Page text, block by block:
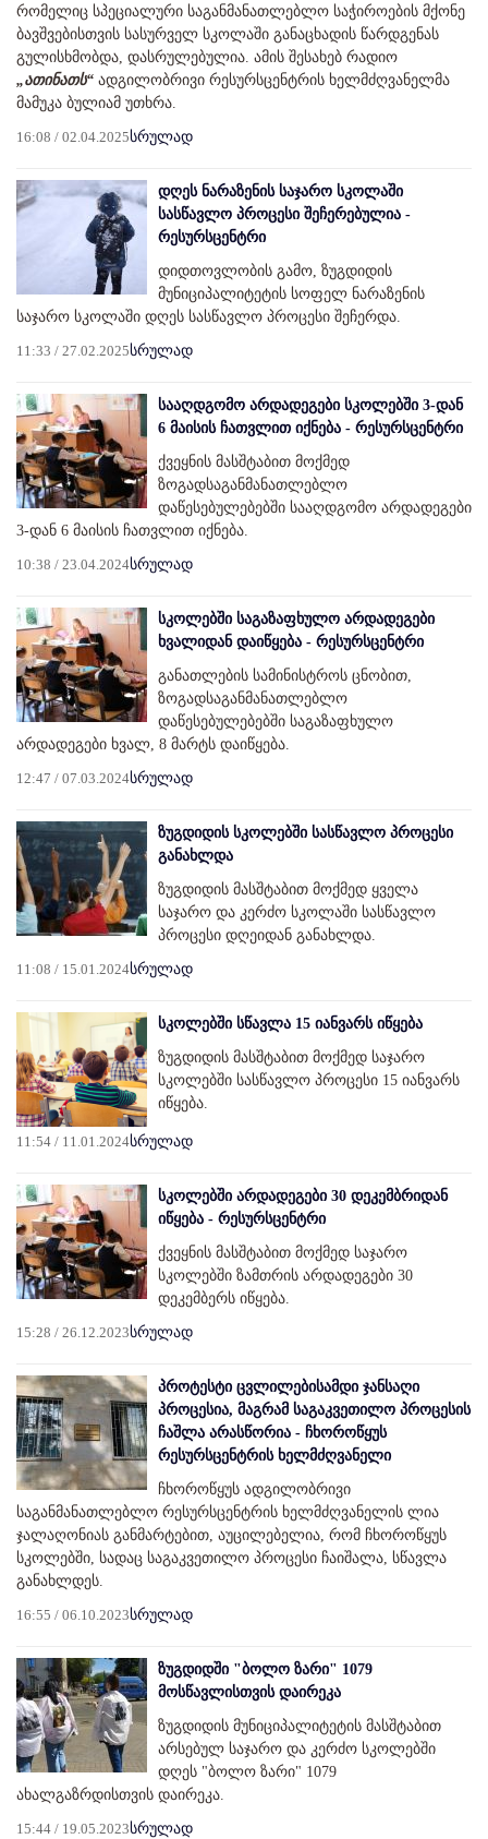
რომელიც სპეციალური საგანმანათლებლო საჭიროების მქონე
ბავშვებისთვის სასურველ სკოლაში განაცხადის წარდგენას
გულისხმობდა, დასრულებულია. ამის შესახებ რადიო
„ათინათს“ ადგილობრივი რესურსცენტრის ხელმძღვანელმა
მამუკა ბულიამ უთხრა.
16:08 / 02.04.2025სრულად
დღეს ნარაზენის საჯარო სკოლაში
სასწავლო პროცესი შეჩერებულია -
რესურსცენტრი
დიდთოვლობის გამო, ზუგდიდის
მუნიციპალიტეტის სოფელ ნარაზენის
საჯარო სკოლაში დღეს სასწავლო პროცესი შეჩერდა.
11:33 / 27.02.2025სრულად
სააღდგომო არდადეგები სკოლებში 3-დან
6 მაისის ჩათვლით იქნება - რესურსცენტრი
ქვეყნის მასშტაბით მოქმედ
ზოგადსაგანმანათლებლო
დაწესებულებებში სააღდგომო არდადეგები
3-დან 6 მაისის ჩათვლით იქნება.
10:38 / 23.04.2024სრულად
სკოლებში საგაზაფხულო არდადეგები
ხვალიდან დაიწყება - რესურსცენტრი
განათლების სამინისტროს ცნობით,
ზოგადსაგანმანათლებლო
დაწესებულებებში საგაზაფხულო
არდადეგები ხვალ, 8 მარტს დაიწყება.
12:47 / 07.03.2024სრულად
ზუგდიდის სკოლებში სასწავლო პროცესი
განახლდა
ზუგდიდის მასშტაბით მოქმედ ყველა
საჯარო და კერძო სკოლაში სასწავლო
პროცესი დღეიდან განახლდა.
11:08 / 15.01.2024სრულად
სკოლებში სწავლა 15 იანვარს იწყება
ზუგდიდის მასშტაბით მოქმედ საჯარო
სკოლებში სასწავლო პროცესი 15 იანვარს
იწყება.
11:54 / 11.01.2024სრულად
სკოლებში არდადეგები 30 დეკემბრიდან
იწყება - რესურსცენტრი
ქვეყნის მასშტაბით მოქმედ საჯარო
სკოლებში ზამთრის არდადეგები 30
დეკემბერს იწყება.
15:28 / 26.12.2023სრულად
პროტესტი ცვლილებისამდი ჯანსაღი
პროცესია, მაგრამ საგაკვეთილო პროცესის
ჩაშლა არასწორია - ჩხოროწყუს
რესურსცენტრის ხელმძღვანელი
ჩხოროწყუს ადგილობრივი
საგანმანათლებლო რესურსცენტრის ხელმძღვანელის ლია
ჯალაღონიას განმარტებით, აუცილებელია, რომ ჩხოროწყუს
სკოლებში, სადაც საგაკვეთილო პროცესი ჩაიშალა, სწავლა
განახლდეს.
16:55 / 06.10.2023სრულად
ზუგდიდში "ბოლო ზარი" 1079
მოსწავლისთვის დაირეკა
ზუგდიდის მუნიციპალიტეტის მასშტაბით
არსებულ საჯარო და კერძო სკოლებში
დღეს "ბოლო ზარი" 1079
ახალგაზრდისთვის დაირეკა.
15:44 / 19.05.2023სრულად